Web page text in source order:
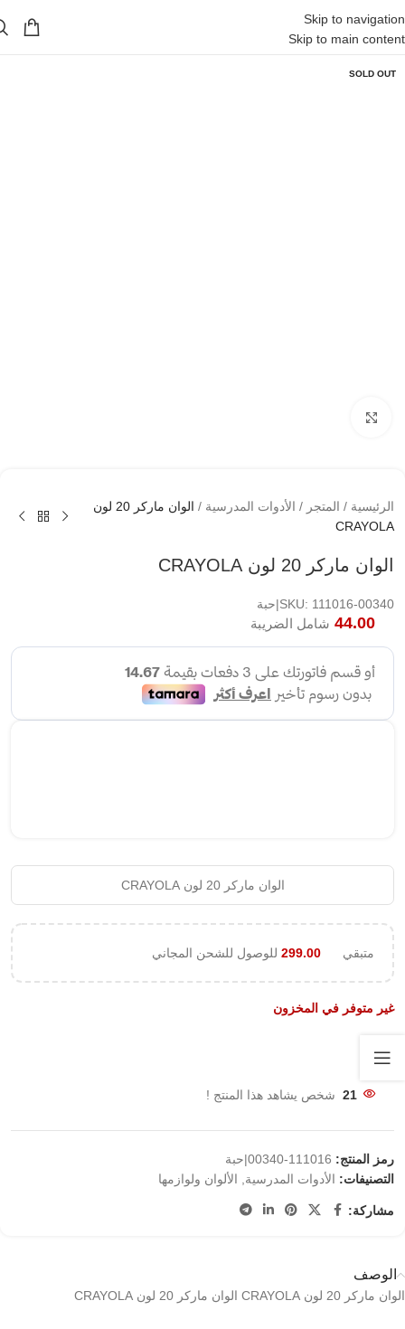
Skip to navigation
Skip to main content
SOLD OUT
الرئيسية / المتجر / الأدوات المدرسية /
الوان ماركر 20 لون
CRAYOLA
الوان ماركر 20 لون CRAYOLA
SKU: 111016-00340|حبة
44.00 شامل الضريبة
الوان ماركر 20 لون CRAYOLA
متبقي 299.00 للوصول للشحن المجاني
غير متوفر في المخزون
21 شخص يشاهد هذا المنتج !
رمز المنتج: 111016-00340|حبة
التصنيفات: الأدوات المدرسية الألوان ولوازمها
مشاركة:
الوصف
الوان ماركر 20 لون CRAYOLA الوان ماركر 20 لون CRAYOLA